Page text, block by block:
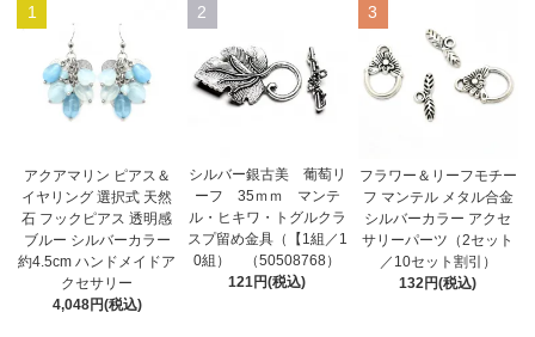
1
アクアマリン ピアス＆
イヤリング 選択式 天然
石 フックピアス 透明感
ブルー シルバーカラー
約4.5cm ハンドメイドア
クセサリー
4,048円(税込)
2
シルバー銀古美 葡萄リ
ーフ 35ｍｍ マンテ
ル・ヒキワ・トグルクラ
スプ留め金具（【1組／1
0組） （50508768）
121円(税込)
3
フラワー＆リーフモチー
フ マンテル メタル合金
シルバーカラー アクセ
サリーパーツ（2セット
／10セット割引）
132円(税込)